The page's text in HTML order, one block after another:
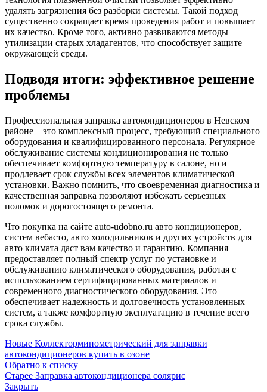
удалять загрязнения без разборки системы. Такой подход
существенно сокращает время проведения работ и повышает
их качество. Кроме того, активно развиваются методы
утилизации старых хладагентов, что способствует защите
окружающей среды.
Подводя итоги: эффективное решение
проблемы
Профессиональная заправка автокондиционеров в Невском
районе – это комплексный процесс, требующий специального
оборудования и квалифицированного персонала. Регулярное
обслуживание системы кондиционирования не только
обеспечивает комфортную температуру в салоне, но и
продлевает срок службы всех элементов климатической
установки. Важно помнить, что своевременная диагностика и
качественная заправка позволяют избежать серьезных
поломок и дорогостоящего ремонта.
Что покупка на сайте auto-udobno.ru авто кондиционеров,
систем вебасто, авто холодильников и других устройств для
авто климата даст вам качество и гарантию. Компания
предоставляет полный спектр услуг по установке и
обслуживанию климатического оборудования, работая с
использованием сертифицированных материалов и
современного диагностического оборудования. Это
обеспечивает надежность и долговечность установленных
систем, а также комфортную эксплуатацию в течение всего
срока службы.
Новые Коллекторминометрический для заправки
автокондиционеров купить в озоне
Обратно к списку
Старее Заправка автокондиционера солярис
Закрыть